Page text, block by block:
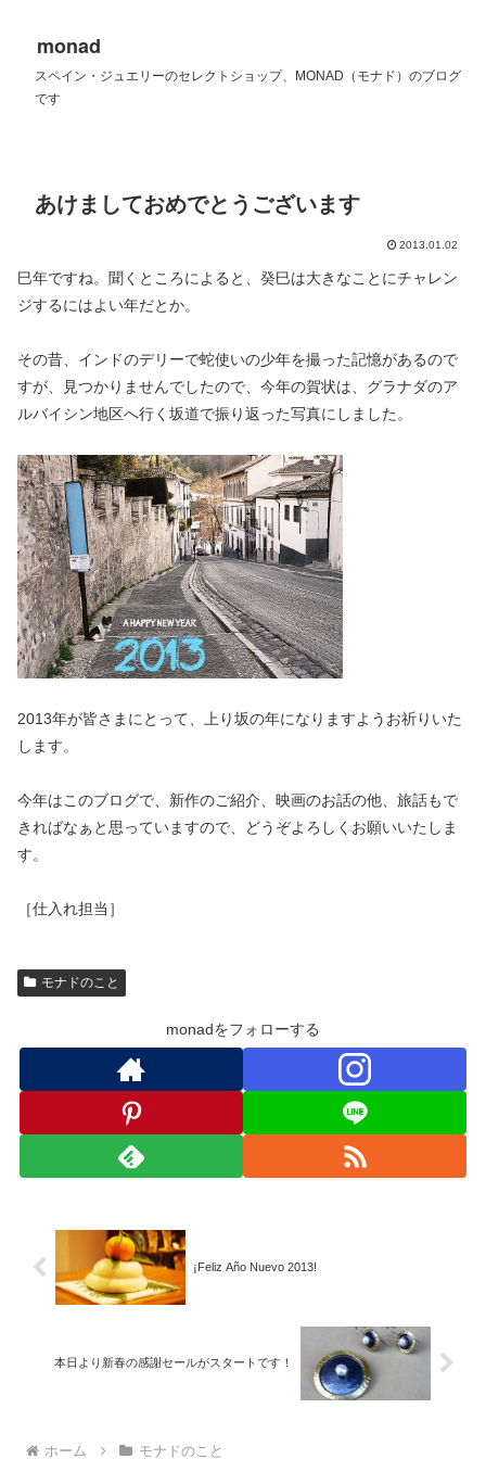
monad
スペイン・ジュエリーのセレクトショップ、MONAD（モナド）のブログ
です
あけましておめでとうございます
2013.01.02
巳年ですね。聞くところによると、癸巳は大きなことにチャレン
ジするにはよい年だとか。
その昔、インドのデリーで蛇使いの少年を撮った記憶があるので
すが、見つかりませんでしたので、今年の賀状は、グラナダのア
ルバイシン地区へ行く坂道で振り返った写真にしました。
2013年が皆さまにとって、上り坂の年になりますようお祈りいた
します。
今年はこのブログで、新作のご紹介、映画のお話の他、旅話もで
きればなぁと思っていますので、どうぞよろしくお願いいたしま
す。
［仕入れ担当］
モナドのこと
monadをフォローする
¡Feliz Año Nuevo 2013!
本日より新春の感謝セールがスタートです！
ホーム モナドのこと